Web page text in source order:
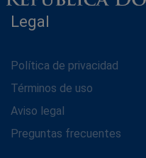
Legal
Política de privacidad
Términos de uso
Aviso legal
Preguntas frecuentes